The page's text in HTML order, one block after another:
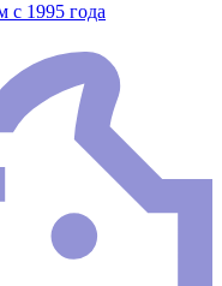
с 1995 года